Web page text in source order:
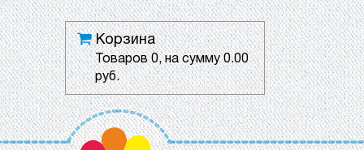
Корзина
Товаров0, на сумму0.00
руб.